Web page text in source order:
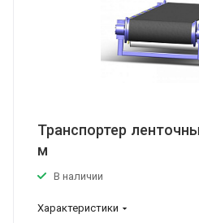
Транспортер
м
В наличии
Характеристики